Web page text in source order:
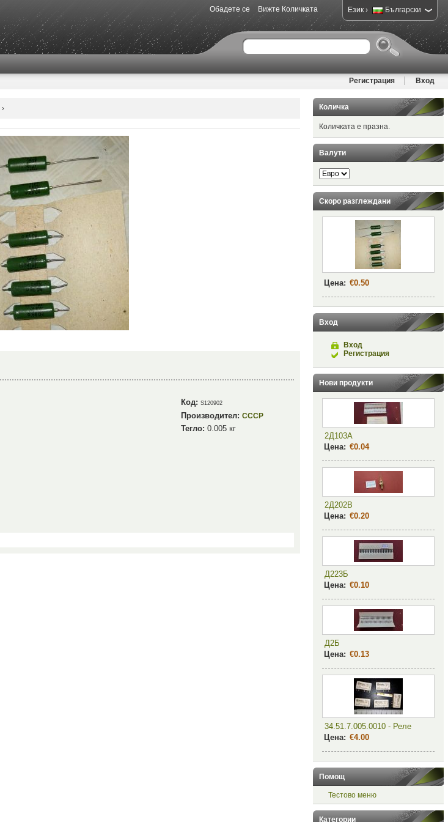
Език› Български
Обадете се Вижте Количката
Регистрация Вход
›
Код: S120902
Производител: СССР
Тегло: 0.005кг
Количка
Количката е празна.
Валути
Скоро разглеждани
Цена: €0.50
Вход
Вход
Регистрация
Нови продукти
2Д103А
Цена: €0.04
2Д202В
Цена: €0.20
Д223Б
Цена: €0.10
Д2Б
Цена: €0.13
34.51.7.005.0010 - Реле
Цена: €4.00
Помощ
Тестово меню
Категории